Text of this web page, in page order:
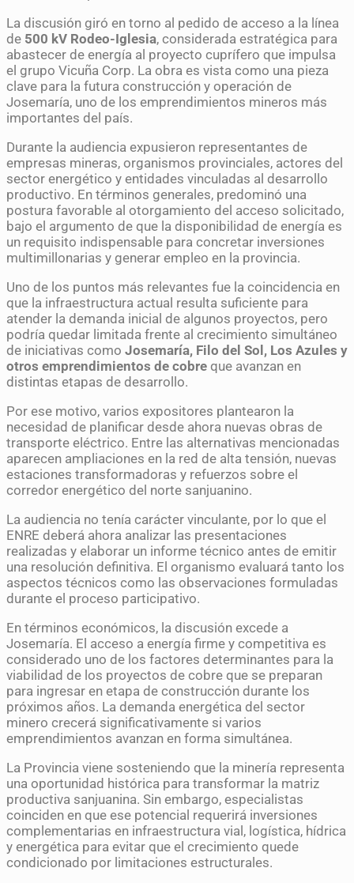
La discusión giró en torno al pedido de acceso a la línea
de 500 kV Rodeo-Iglesia, considerada estratégica para
abastecer de energía al proyecto cuprífero que impulsa
el grupo Vicuña Corp. La obra es vista como una pieza
clave para la futura construcción y operación de
Josemaría, uno de los emprendimientos mineros más
importantes del país.
Durante la audiencia expusieron representantes de
empresas mineras, organismos provinciales, actores del
sector energético y entidades vinculadas al desarrollo
productivo. En términos generales, predominó una
postura favorable al otorgamiento del acceso solicitado,
bajo el argumento de que la disponibilidad de energía es
un requisito indispensable para concretar inversiones
multimillonarias y generar empleo en la provincia.
Uno de los puntos más relevantes fue la coincidencia en
que la infraestructura actual resulta suficiente para
atender la demanda inicial de algunos proyectos, pero
podría quedar limitada frente al crecimiento simultáneo
de iniciativas como Josemaría, Filo del Sol, Los Azules y
otros emprendimientos de cobre que avanzan en
distintas etapas de desarrollo.
Por ese motivo, varios expositores plantearon la
necesidad de planificar desde ahora nuevas obras de
transporte eléctrico. Entre las alternativas mencionadas
aparecen ampliaciones en la red de alta tensión, nuevas
estaciones transformadoras y refuerzos sobre el
corredor energético del norte sanjuanino.
La audiencia no tenía carácter vinculante, por lo que el
ENRE deberá ahora analizar las presentaciones
realizadas y elaborar un informe técnico antes de emitir
una resolución definitiva. El organismo evaluará tanto los
aspectos técnicos como las observaciones formuladas
durante el proceso participativo.
En términos económicos, la discusión excede a
Josemaría. El acceso a energía firme y competitiva es
considerado uno de los factores determinantes para la
viabilidad de los proyectos de cobre que se preparan
para ingresar en etapa de construcción durante los
próximos años. La demanda energética del sector
minero crecerá significativamente si varios
emprendimientos avanzan en forma simultánea.
La Provincia viene sosteniendo que la minería representa
una oportunidad histórica para transformar la matriz
productiva sanjuanina. Sin embargo, especialistas
coinciden en que ese potencial requerirá inversiones
complementarias en infraestructura vial, logística, hídrica
y energética para evitar que el crecimiento quede
condicionado por limitaciones estructurales.